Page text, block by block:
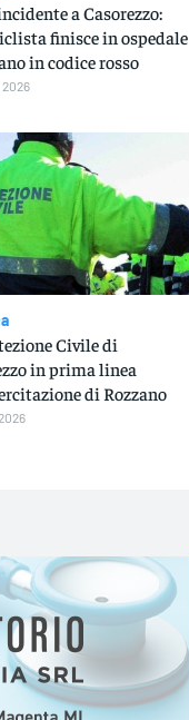
a Casorezzo:
finisce in ospedale
in codice rosso
2026
Civile di
in prima linea
di Rozzano